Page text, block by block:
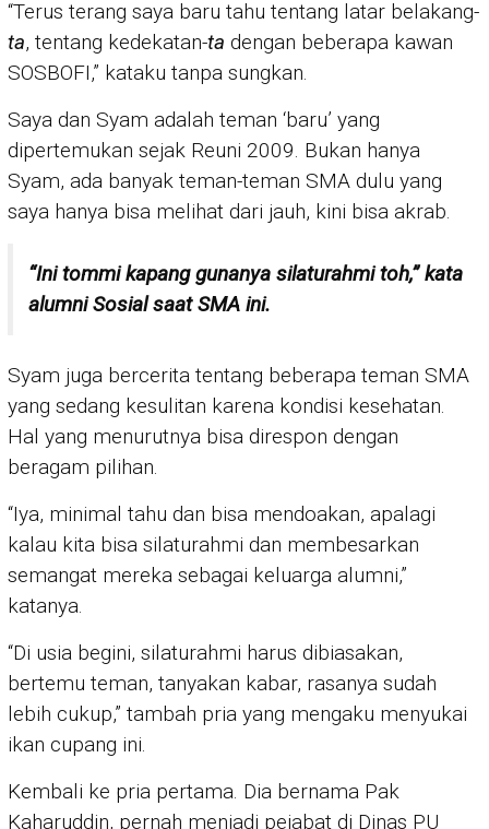
“Terus terang saya baru tahu tentang latar belakang-
ta, tentang kedekatan-ta dengan beberapa kawan
SOSBOFI,” kataku tanpa sungkan.
Saya dan Syam adalah teman ‘baru’ yang
dipertemukan sejak Reuni 2009. Bukan hanya
Syam, ada banyak teman-teman SMA dulu yang
saya hanya bisa melihat dari jauh, kini bisa akrab.
“Ini tommi kapang gunanya silaturahmi toh,” kata
alumni Sosial saat SMA ini.
Syam juga bercerita tentang beberapa teman SMA
yang sedang kesulitan karena kondisi kesehatan.
Hal yang menurutnya bisa direspon dengan
beragam pilihan.
“Iya, minimal tahu dan bisa mendoakan, apalagi
kalau kita bisa silaturahmi dan membesarkan
semangat mereka sebagai keluarga alumni,”
katanya.
“Di usia begini, silaturahmi harus dibiasakan,
bertemu teman, tanyakan kabar, rasanya sudah
lebih cukup,” tambah pria yang mengaku menyukai
ikan cupang ini.
Kembali ke pria pertama. Dia bernama Pak
Kaharuddin, pernah menjadi pejabat di Dinas PU